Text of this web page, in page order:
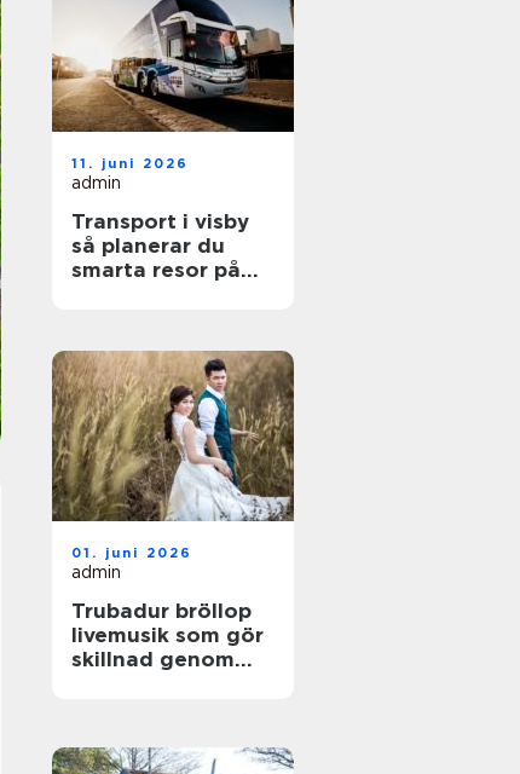
11. juni 2026
admin
Transport i visby
så planerar du
smarta resor på
01. juni 2026
admin
Trubadur bröllop
livemusik som gör
skillnad genom